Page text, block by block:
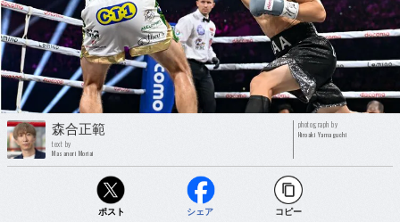
森合正範
text by
Masanori Moriai
photograph by
Hiroaki Yamaguchi
ポスト シェア コピー